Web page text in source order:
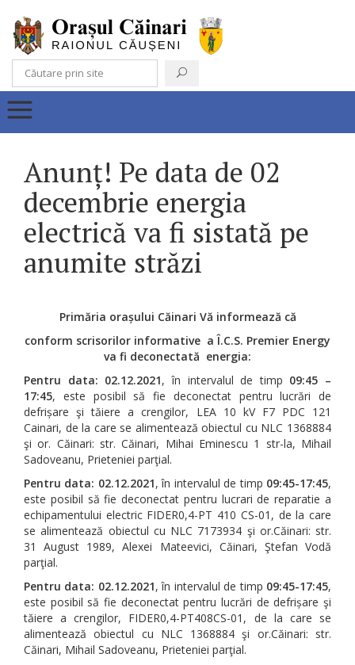
Anunț! Pe data de 02
decembrie energia
electrică va fi sistată pe
anumite străzi
Primăria orașului Căinari Vă informează că
conform scrisorilor informative aÎ.C.S. Premier Energy
va fi deconectată energia:
Pentru data: 02.12.2021, în intervalul de timp 09:45 –
17:45, este posibil să fie deconectat pentru lucrări de
defrișare şi tăiere a crengilor, LEA 10 kV F7 PDC 121
Cainari, de la care se alimentează obiectul cu NLC 1368884
şi or. Căinari: str. Căinari, Mihai Eminescu 1 str-la, Mihail
Sadoveanu, Prieteniei parţial.
Pentru data: 02.12.2021, în intervalul de timp 09:45-17:45,
este posibil să fie deconectat pentru lucrari de reparatie a
echipamentului electric FIDER0,4-PT 410 CS-01, de la care
se alimentează obiectul cu NLC 7173934 şi or.Căinari: str.
31 August 1989, Alexei Mateevici, Căinari, Ştefan Vodă
parţial.
Pentru data: 02.12.2021, în intervalul de timp 09:45-17:45,
este posibil să fie deconectat pentru lucrări de defrișare şi
tăiere a crengilor, FIDER0,4-PT408CS-01, de la care se
alimentează obiectul cu NLC 1368884 şi or.Căinari: str.
Căinari, Mihail Sadoveanu, Prieteniei parţial.